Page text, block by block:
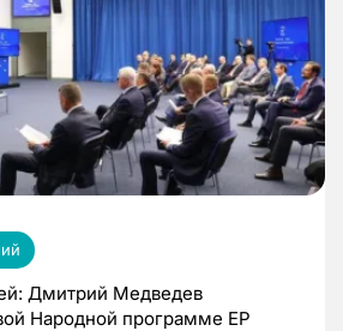
Дмитрий Медведев
Народной программе ЕР